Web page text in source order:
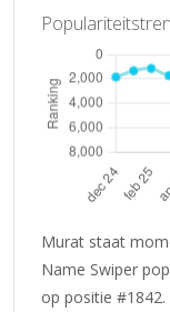
Murat staat
Name Swiper
op positie